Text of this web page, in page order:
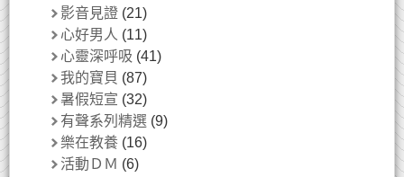
影音見證 (21)
心好男人 (11)
心靈深呼吸 (41)
我的寶貝 (87)
暑假短宣 (32)
有聲系列精選 (9)
樂在教養 (16)
活動ＤＭ (6)